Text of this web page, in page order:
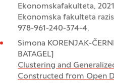
Ekonomskafakulteta,
Ekonomska fakulteta
978-961-240-374-4.
Simona KORENJAK-
BATAGELJ
Clustering and
Constructed from Open